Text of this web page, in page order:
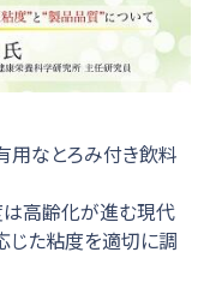
なとろみ付き飲料
高齢化が進む現代
じた粘度を適切に調